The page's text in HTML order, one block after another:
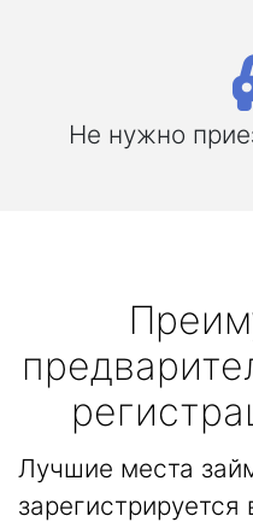
Не нужно
Лучшие места